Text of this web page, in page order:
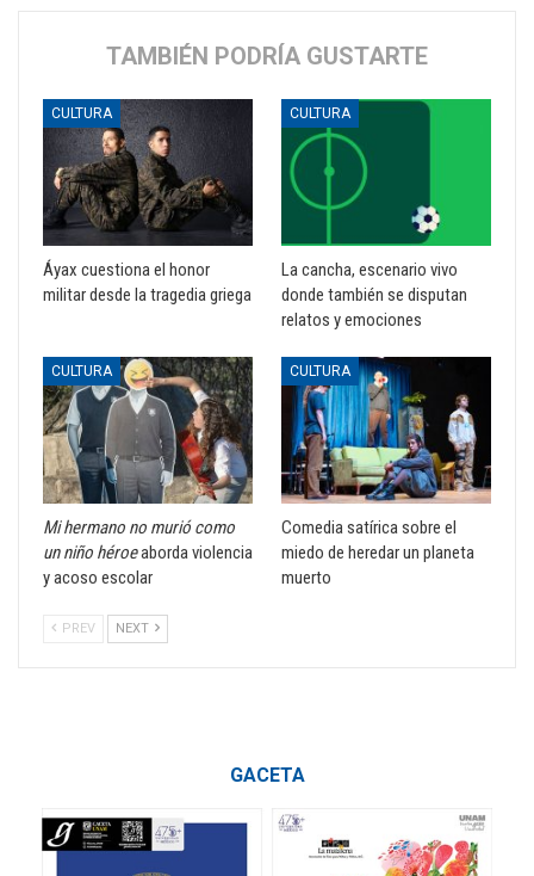
TAMBIÉN PODRÍA GUSTARTE
CULTURA
Áyax cuestiona el honor
militar desde la tragedia griega
CULTURA
La cancha, escenario vivo
donde también se disputan
relatos y emociones
CULTURA
Mi hermano no murió como
un niño héroeaborda violencia
y acoso escolar
CULTURA
Comedia satírica sobre el
miedo de heredar un planeta
muerto
PREV NEXT
GACETA